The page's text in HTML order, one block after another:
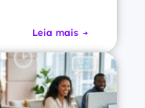
Leia mais